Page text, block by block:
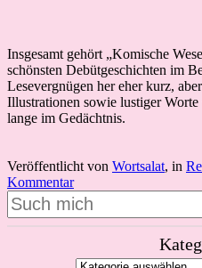
Insgesamt gehört „Komische
schönsten Debütgeschichten im
Lesevergnügen her eher kurz,
Illustrationen sowie lustiger
lange im Gedächtnis.
Veröffentlicht von Wortsalat, in
Kommentar
Suchen